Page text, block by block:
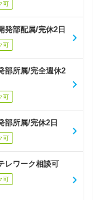
可
発部配属/完休2日
可
部所属/完全週休2
可
部所属/完休2日
可
レワーク相談可
可